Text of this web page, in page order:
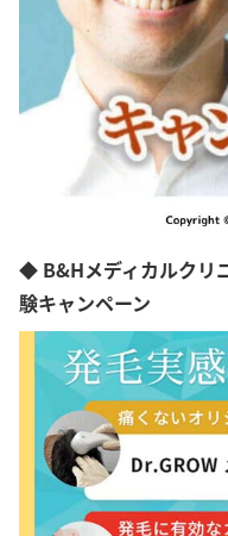
◆ B&Hメディカルクリ
験キャンペーン